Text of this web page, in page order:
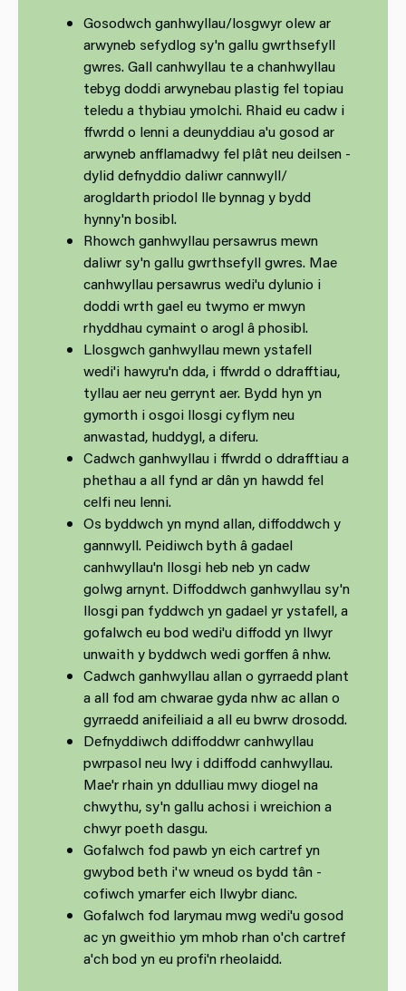
Gosodwch ganhwyllau/losgwyr olew ar
arwyneb sefydlog sy'n gallu gwrthsefyll
gwres. Gall canhwyllau te a chanhwyllau
tebyg doddi arwynebau plastig fel topiau
teledu a thybiau ymolchi. Rhaid eu cadw i
ffwrdd o lenni a deunyddiau a'u gosod ar
arwyneb anfflamadwy fel plât neu deilsen -
dylid defnyddio daliwr cannwyll/
arogldarth priodol lle bynnag y bydd
hynny'n bosibl.
Rhowch ganhwyllau persawrus mewn
daliwr sy'n gallu gwrthsefyll gwres. Mae
canhwyllau persawrus wedi'u dylunio i
doddi wrth gael eu twymo er mwyn
rhyddhau cymaint o arogl â phosibl.
Llosgwch ganhwyllau mewn ystafell
wedi'i hawyru'n dda, i ffwrdd o ddrafftiau,
tyllau aer neu gerrynt aer. Bydd hyn yn
gymorth i osgoi llosgi cyflym neu
anwastad, huddygl, a diferu.
Cadwch ganhwyllau i ffwrdd o ddrafftiau a
phethau a all fynd ar dân yn hawdd fel
celfi neu lenni.
Os byddwch yn mynd allan, diffoddwch y
gannwyll. Peidiwch byth â gadael
canhwyllau'n llosgi heb neb yn cadw
golwg arnynt. Diffoddwch ganhwyllau sy'n
llosgi pan fyddwch yn gadael yr ystafell, a
gofalwch eu bod wedi'u diffodd yn llwyr
unwaith y byddwch wedi gorffen â nhw.
Cadwch ganhwyllau allan o gyrraedd plant
a all fod am chwarae gyda nhw ac allan o
gyrraedd anifeiliaid a all eu bwrw drosodd.
Defnyddiwch ddiffoddwr canhwyllau
pwrpasol neu lwy i ddiffodd canhwyllau.
Mae'r rhain yn ddulliau mwy diogel na
chwythu, sy'n gallu achosi i wreichion a
chwyr poeth dasgu.
Gofalwch fod pawb yn eich cartref yn
gwybod beth i'w wneud os bydd tân -
cofiwch ymarfer eich llwybr dianc.
Gofalwch fod larymau mwg wedi'u gosod
ac yn gweithio ym mhob rhan o'ch cartref
a'ch bod yn eu profi'n rheolaidd.